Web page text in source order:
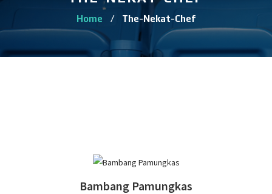
Home / The-Nekat-Chef
Bambang Pamungkas